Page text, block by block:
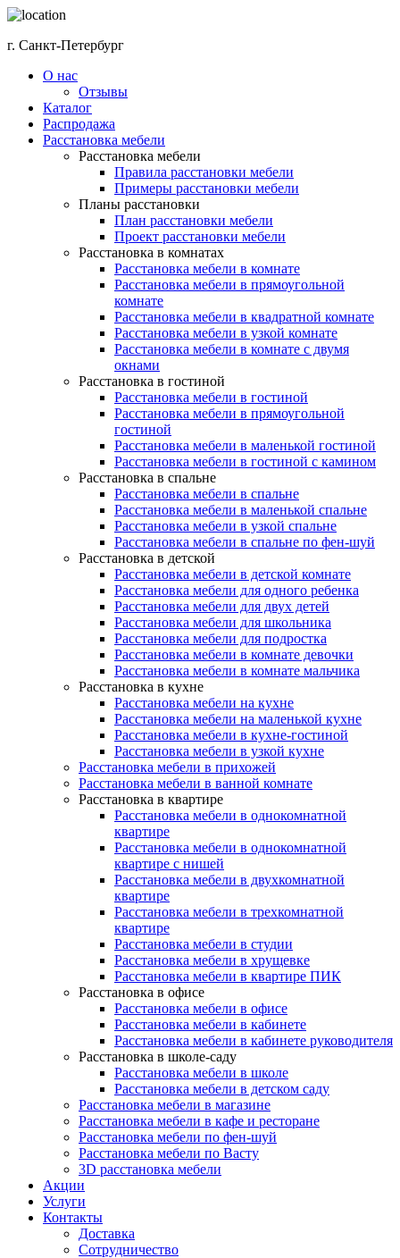
г. Санкт-Петербург
О нас
Отзывы
Каталог
Распродажа
Расстановка мебели
Расстановка мебели
Правила расстановки мебели
Примеры расстановки мебели
Планы расстановки
План расстановки мебели
Проект расстановки мебели
Расстановка в комнатах
Расстановка мебели в комнате
Расстановка мебели в прямоугольной
комнате
Расстановка мебели в квадратной комнате
Расстановка мебели в узкой комнате
Расстановка мебели в комнате с двумя
окнами
Расстановка в гостиной
Расстановка мебели в гостиной
Расстановка мебели в прямоугольной
гостиной
Расстановка мебели в маленькой гостиной
Расстановка мебели в гостиной с камином
Расстановка в спальне
Расстановка мебели в спальне
Расстановка мебели в маленькой спальне
Расстановка мебели в узкой спальне
Расстановка мебели в спальне по фен-шуй
Расстановка в детской
Расстановка мебели в детской комнате
Расстановка мебели для одного ребенка
Расстановка мебели для двух детей
Расстановка мебели для школьника
Расстановка мебели для подростка
Расстановка мебели в комнате девочки
Расстановка мебели в комнате мальчика
Расстановка в кухне
Расстановка мебели на кухне
Расстановка мебели на маленькой кухне
Расстановка мебели в кухне-гостиной
Расстановка мебели в узкой кухне
Расстановка мебели в прихожей
Расстановка мебели в ванной комнате
Расстановка в квартире
Расстановка мебели в однокомнатной
квартире
Расстановка мебели в однокомнатной
квартире с нишей
Расстановка мебели в двухкомнатной
квартире
Расстановка мебели в трехкомнатной
квартире
Расстановка мебели в студии
Расстановка мебели в хрущевке
Расстановка мебели в квартире ПИК
Расстановка в офисе
Расстановка мебели в офисе
Расстановка мебели в кабинете
Расстановка мебели в кабинете руководителя
Расстановка в школе-саду
Расстановка мебели в школе
Расстановка мебели в детском саду
Расстановка мебели в магазине
Расстановка мебели в кафе и ресторане
Расстановка мебели по фен-шуй
Расстановка мебели по Васту
3D расстановка мебели
Акции
Услуги
Контакты
Доставка
Сотрудничество